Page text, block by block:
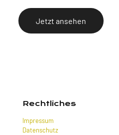
Jetzt ansehen
Rechtliches
Impressum
Datenschutz